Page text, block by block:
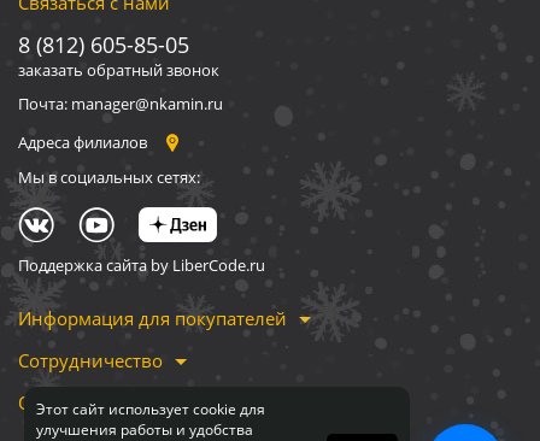
Этот сайт использует cookie для
улучшения работы и удобства
8 (812) 605-85-05
заказать обратный звонок
Почта: manager@nkamin.ru
Адреса филиалов
Мы в социальных сетях:
Поддержка сайта by LiberCode.ru
Информация для покупателей
Сотрудничество
О компании